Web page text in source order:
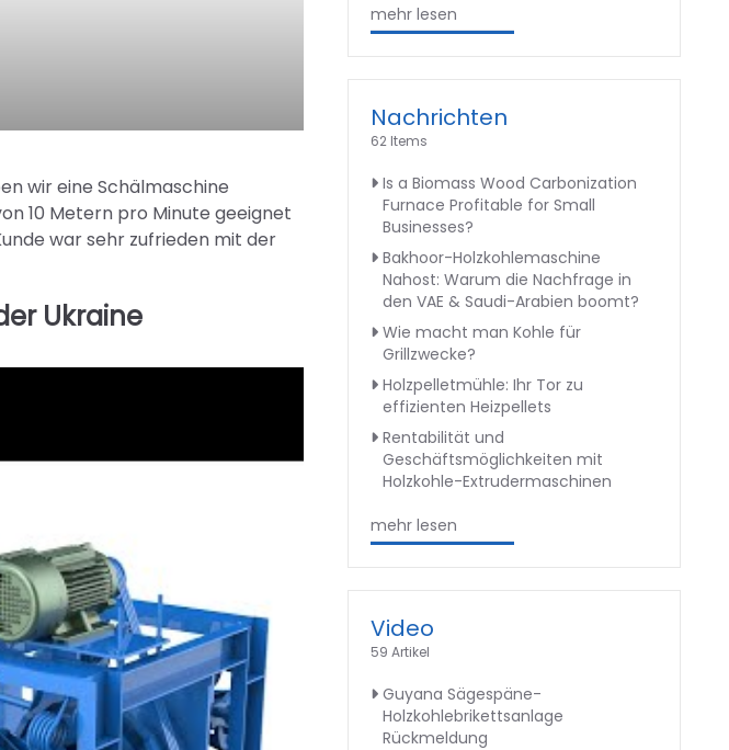
wir eine Schälmaschine
10 Metern pro Minute geeignet
war sehr zufrieden mit der
Ukraine
mehr lesen
Nachrichten
62 Items
Is a Biomass Wood Carbonization
Furnace Profitable for Small
Businesses?
Bakhoor-Holzkohlemaschine
Nahost: Warum die Nachfrage in
den VAE & Saudi-Arabien boomt?
Wie macht man Kohle für
Grillzwecke?
Holzpelletmühle: Ihr Tor zu
effizienten Heizpellets
Rentabilität und
Geschäftsmöglichkeiten mit
Holzkohle-Extrudermaschinen
mehr lesen
Video
59 Artikel
Guyana Sägespäne-
Holzkohlebrikettsanlage
Rückmeldung